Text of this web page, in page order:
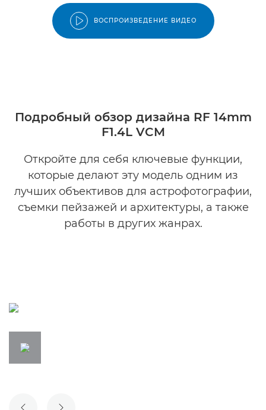
ВОСПРОИЗВЕДЕНИЕ ВИДЕО
Подробный обзор дизайна RF 14mm
F1.4L VCM
Откройте для себя ключевые функции,
которые делают эту модель одним из
лучших объективов для астрофотографии,
съемки пейзажей и архитектуры, а также
работы в других жанрах.